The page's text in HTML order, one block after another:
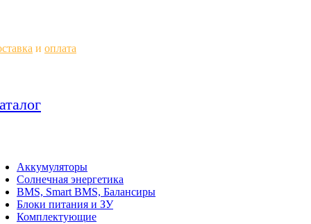
и оплата
Аккумуляторы
Солнечная энергетика
BMS, Smart BMS, Балансиры
Блоки питания и ЗУ
Комплектующие